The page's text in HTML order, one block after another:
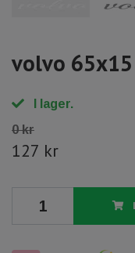
volvo
I lager.
0 kr
127 kr